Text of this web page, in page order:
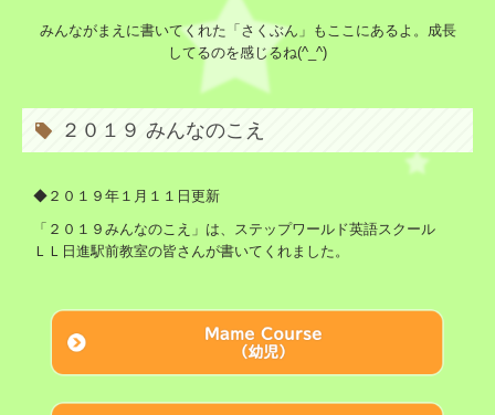
みんながまえに書いてくれた「さくぶん」もここにあるよ。成長
してるのを感じるね(^_^)
２０１９ みんなのこえ
◆２０１９年１月１１日更新
「２０１９みんなのこえ」は、ステップワールド英語スクール
ＬＬ日進駅前教室の皆さんが書いてくれました。